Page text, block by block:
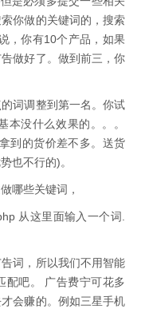
你做的关键词的，搜索
，你有10个产品，如果
做好了。做到前三，你
词调整到第一名。你试
没什么效果的。。。
到的货价差不多。送货
也不行的)。
哪些关键词，
从这里面输入一个词.
词，所以我们不用智能
配吧。 广告费宁可花多
会赚的。例如三星手机